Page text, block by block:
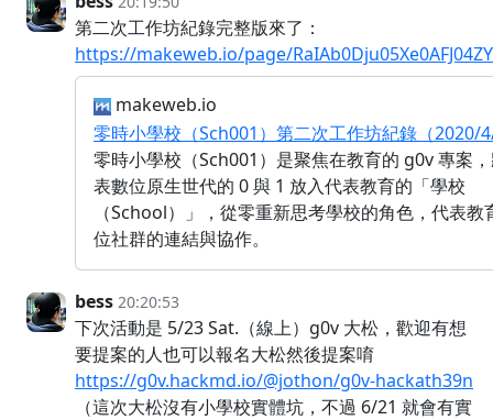
第二次工作坊紀錄完整版來了：
https://makeweb.io/page/
makeweb.io
零時小學校（Sch001）第二次工作坊紀錄（2020/
零時小學校（Sch001）是聚焦在教育的 g0v 專案
表數位原生世代的 0 與 1 放入代表教育的「學校
（School）」，從零重新思考學校的角色，代表教
位社群的連結與協作。
bess 20:20:53
下次活動是 5/23 Sat.（線上）g0v 大松，歡迎有想
要提案的人也可以報名大松然後提案唷
https://g0v.hackmd.io/@jothon/g0v-hackath39n
（這次大松沒有小學校實體坑，不過 6/21 就會有實